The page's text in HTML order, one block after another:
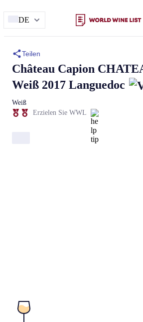
DE
Teilen
Château Capion
Weiß 2017 Languedoc
Weiß
Erzielen Sie WWL